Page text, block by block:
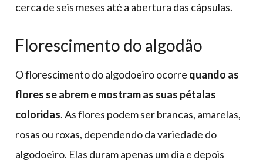
cerca de seis meses até a abertura das cápsulas.
Florescimento do algodão
O florescimento do algodoeiro ocorre quando as
flores se abrem e mostram as suas pétalas
coloridas. As flores podem ser brancas, amarelas,
rosas ou roxas, dependendo da variedade do
algodoeiro. Elas duram apenas um dia e depois